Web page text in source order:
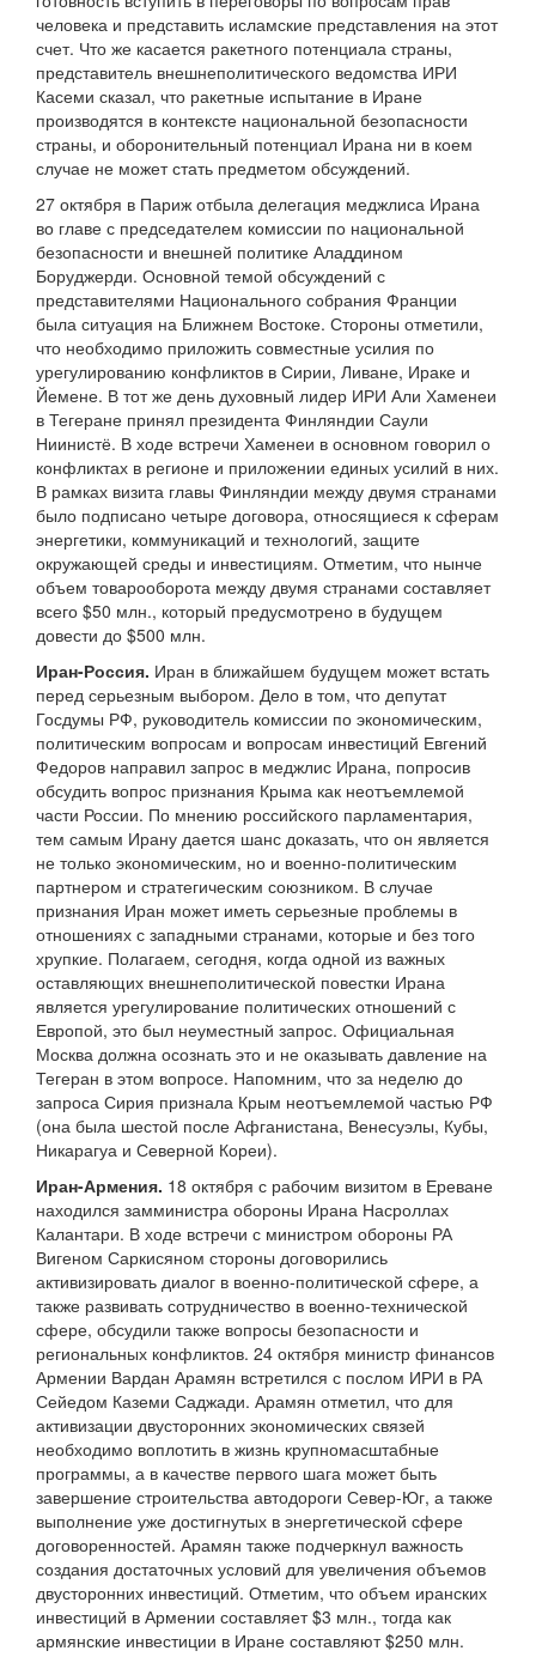
человека и представить исламские представления на этот
счет. Что же касается ракетного потенциала страны,
представитель внешнеполитического ведомства ИРИ
Касеми сказал, что ракетные испытание в Иране
производятся в контексте национальной безопасности
страны, и оборонительный потенциал Ирана ни в коем
случае не может стать предметом обсуждений.
27 октября в Париж отбыла делегация меджлиса Ирана
во главе с председателем комиссии по национальной
безопасности и внешней политике Аладдином
Боруджерди. Основной темой обсуждений с
представителями Национального собрания Франции
была ситуация на Ближнем Востоке. Стороны отметили,
что необходимо приложить совместные усилия по
урегулированию конфликтов в Сирии, Ливане, Ираке и
Йемене. В тот же день духовный лидер ИРИ Али Хаменеи
в Тегеране принял президента Финляндии Саули
Ниинистё. В ходе встречи Хаменеи в основном говорил о
конфликтах в регионе и приложении единых усилий в них.
В рамках визита главы Финляндии между двумя странами
было подписано четыре договора, относящиеся к сферам
энергетики, коммуникаций и технологий, защите
окружающей среды и инвестициям. Отметим, что нынче
объем товарооборота между двумя странами составляет
всего $50 млн., который предусмотрено в будущем
довести до $500 млн.
Иран-Россия. Иран в ближайшем будущем может встать
перед серьезным выбором. Дело в том, что депутат
Госдумы РФ, руководитель комиссии по экономическим,
политическим вопросам и вопросам инвестиций Евгений
Федоров направил запрос в меджлис Ирана, попросив
обсудить вопрос признания Крыма как неотъемлемой
части России. По мнению российского парламентария,
тем самым Ирану дается шанс доказать, что он является
не только экономическим, но и военно-политическим
партнером и стратегическим союзником. В случае
признания Иран может иметь серьезные проблемы в
отношениях с западными странами, которые и без того
хрупкие. Полагаем, сегодня, когда одной из важных
оставляющих внешнеполитической повестки Ирана
является урегулирование политических отношений с
Европой, это был неуместный запрос. Официальная
Москва должна осознать это и не оказывать давление на
Тегеран в этом вопросе. Напомним, что за неделю до
запроса Сирия признала Крым неотъемлемой частью РФ
(она была шестой после Афганистана, Венесуэлы, Кубы,
Никарагуа и Северной Кореи).
Иран-Армения. 18 октября с рабочим визитом в Ереване
находился замминистра обороны Ирана Насроллах
Калантари. В ходе встречи с министром обороны РА
Вигеном Саркисяном стороны договорились
активизировать диалог в военно-политической сфере, а
также развивать сотрудничество в военно-технической
сфере, обсудили также вопросы безопасности и
региональных конфликтов. 24 октября министр финансов
Армении Вардан Арамян встретился с послом ИРИ в РА
Сейедом Каземи Саджади. Арамян отметил, что для
активизации двусторонних экономических связей
необходимо воплотить в жизнь крупномасштабные
программы, а в качестве первого шага может быть
завершение строительства автодороги Север-Юг, а также
выполнение уже достигнутых в энергетической сфере
договоренностей. Арамян также подчеркнул важность
создания достаточных условий для увеличения объемов
двусторонних инвестиций. Отметим, что объем иранских
инвестиций в Армении составляет $3 млн., тогда как
армянские инвестиции в Иране составляют $250 млн.